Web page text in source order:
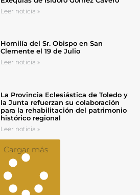
Leer noticia »
Homilía del Sr. Obispo en San
Clemente el 19 de Julio
Leer noticia »
La Provincia Eclesiástica de Toledo y
la Junta refuerzan su colaboración
para la rehabilitación del patrimonio
histórico regional
Leer noticia »
Cargar más